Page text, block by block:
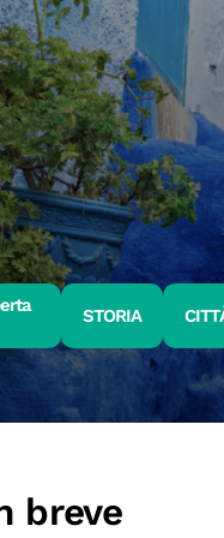
STORIA
breve